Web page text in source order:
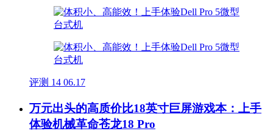
评测 14 06.17
万元出头的高质价比18英寸巨屏游戏本：上手
体验机械革命苍龙18 Pro